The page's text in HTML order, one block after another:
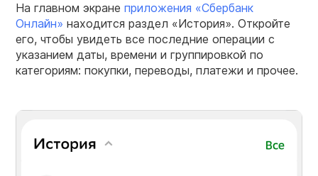
На главном экране приложения «Сбербанк
Онлайн» находится раздел «История». Откройте
его, чтобы увидеть все последние операции с
указанием даты, времени и группировкой по
категориям: покупки, переводы, платежи и прочее.